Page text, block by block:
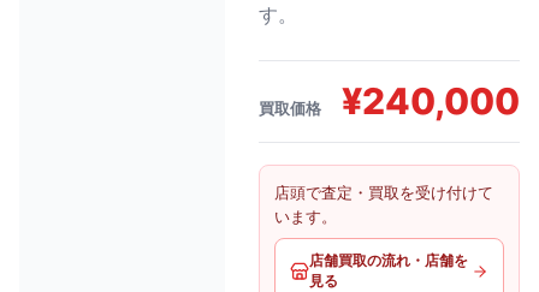
す。
買取価格 ¥240,000
店頭で査定・買取を受け付けて
います。
店舗買取の流れ・店舗を
見る